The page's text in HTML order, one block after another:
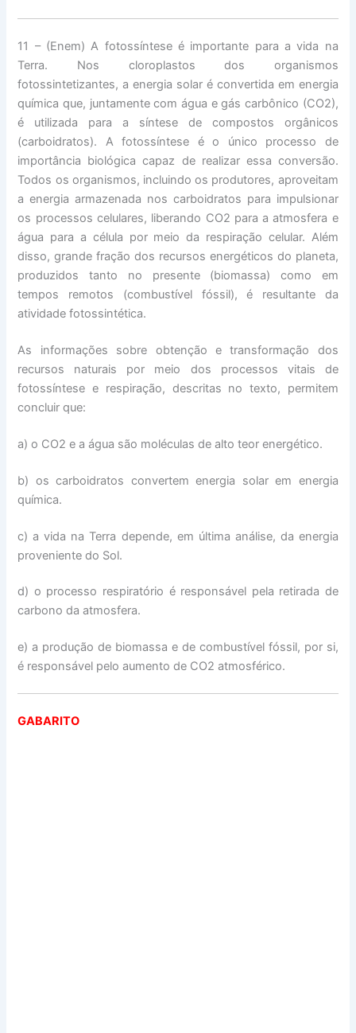
11 – (Enem) A fotossíntese é importante para a vida na
Terra. Nos cloroplastos dos organismos
fotossintetizantes, a energia solar é convertida em energia
química que, juntamente com água e gás carbônico (CO2),
é utilizada para a síntese de compostos orgânicos
(carboidratos). A fotossíntese é o único processo de
importância biológica capaz de realizar essa conversão.
Todos os organismos, incluindo os produtores, aproveitam
a energia armazenada nos carboidratos para impulsionar
os processos celulares, liberando CO2 para a atmosfera e
água para a célula por meio da respiração celular. Além
disso, grande fração dos recursos energéticos do planeta,
produzidos tanto no presente (biomassa) como em
tempos remotos (combustível fóssil), é resultante da
atividade fotossintética.
As informações sobre obtenção e transformação dos
recursos naturais por meio dos processos vitais de
fotossíntese e respiração, descritas no texto, permitem
concluir que:
a) o CO2 e a água são moléculas de alto teor energético.
b) os carboidratos convertem energia solar em energia
química.
c) a vida na Terra depende, em última análise, da energia
proveniente do Sol.
d) o processo respiratório é responsável pela retirada de
carbono da atmosfera.
e) a produção de biomassa e de combustível fóssil, por si,
é responsável pelo aumento de CO2 atmosférico.
GABARITO